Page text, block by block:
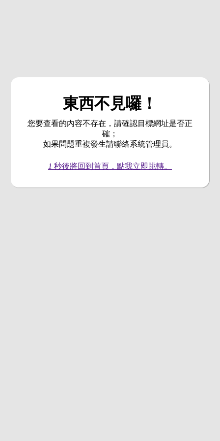
東西不見囉！
您要查看的內容不存在，請確認目標網址是否正
確；
如果問題重複發生請聯絡系統管理員。
1 秒後將回到首頁，點我立即跳轉。